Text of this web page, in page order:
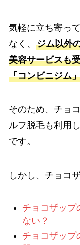
気軽に立ち寄っ
なく、 ジム以外
美容サービスも
「コンビニジム
そのため、チョ
ルフ脱毛も利用
です。
しかし、チョコ
チョコザップ
ない？
チョコザップ